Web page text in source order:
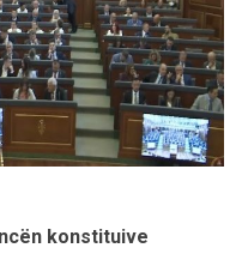
konstituive